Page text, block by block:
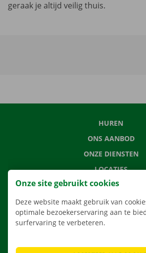
geraak je altijd veilig thuis.
HUREN
ONS AANBOD
ONZE DIENSTEN
LOCATIES
APP
CONTACTEER ONS
Onze site gebruikt cookies
Deze website maakt gebruik van
optimale bezoekerservaring aan te
surfervaring te verbeteren.